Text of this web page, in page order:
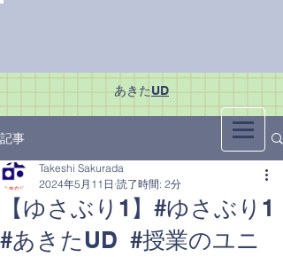
あきたUD
記事
【ゆさぶり1】#ゆさぶり1
#あきたUD #授業のユニ
Takeshi Sakurada
2024年5月11日 読了時間: 2分